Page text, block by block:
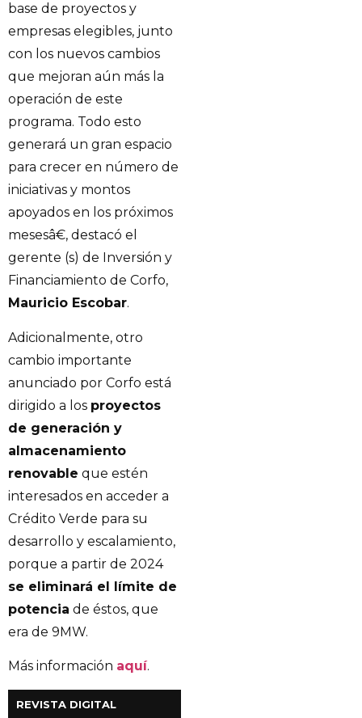
base de proyectos y
empresas elegibles, junto
con los nuevos cambios
que mejoran aún más la
operación de este
programa. Todo esto
generará un gran espacio
para crecer en número de
iniciativas y montos
apoyados en los próximos
mesesâ€, destacó el
gerente (s) de Inversión y
Financiamiento de Corfo,
Mauricio Escobar.
Adicionalmente, otro
cambio importante
anunciado por Corfo está
dirigido a los proyectos
de generación y
almacenamiento
renovable que estén
interesados en acceder a
Crédito Verde para su
desarrollo y escalamiento,
porque a partir de 2024
se eliminará el límite de
potencia de éstos, que
era de 9MW.
Más información aquí.
REVISTA DIGITAL